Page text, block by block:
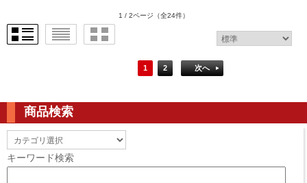
1 / 2ページ （全24件）
1 2 次へ
商品検索
キーワード検索